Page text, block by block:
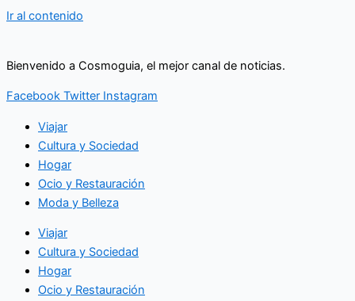
Ir al contenido
Bienvenido a Cosmoguia, el mejor canal de noticias.
Facebook Twitter Instagram
Viajar
Cultura y Sociedad
Hogar
Ocio y Restauración
Moda y Belleza
Viajar
Cultura y Sociedad
Hogar
Ocio y Restauración